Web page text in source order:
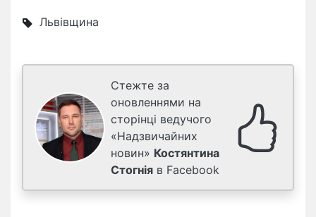
Львівщина
Стежте за
оновленнями на
сторінці ведучого
«Надзвичайних
новин» Костянтина
Стогнія в Facebook